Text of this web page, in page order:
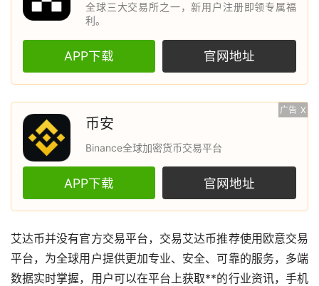
全球三大交易所之一，新用户注册即领专属福
利。
APP下载 官网地址
广告 X
币安
Binance全球加密货币交易平台
APP下载 官网地址
艾达币并没有官方交易平台，交易艾达币推荐使用欧意交易
平台，为全球用户提供更加专业、安全、可靠的服务，多端
数据实时掌握，用户可以在平台上获取**的行业资讯，手机